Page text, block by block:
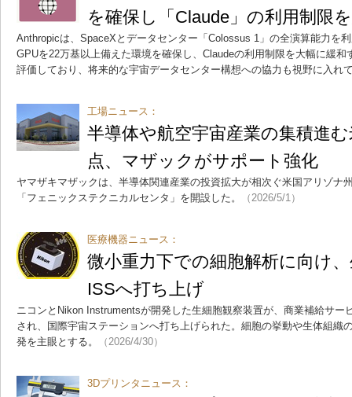
を確保し「Claude」の利用制限
Anthropicは、SpaceXとデータセンター「Colossus 1」の全演算能力を
GPUを22万基以上備えた環境を確保し、Claudeの利用制限を大幅に緩
評価しており、将来的な宇宙データセンター構想への協力も視野に入れ
工場ニュース：
半導体や航空宇宙産業の集積進
点、マザックがサポート強化
ヤマザキマザックは、半導体関連産業の投資拡大が相次ぐ米国アリゾナ
「フェニックステクニカルセンタ」を開設した。
（2026/5/1）
医療機器ニュース：
微小重力下での細胞解析に向け
ISSへ打ち上げ
ニコンとNikon Instrumentsが開発した生細胞観察装置が、商業補給サー
され、国際宇宙ステーションへ打ち上げられた。細胞の挙動や生体組織
発を主眼とする。
（2026/4/30）
3Dプリンタニュース：